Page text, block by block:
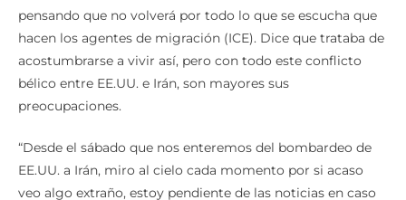
hacen los agentes de migración (ICE). Dice que trataba de
acostumbrarse a vivir así, pero con todo este conflicto
bélico entre EE.UU. e Irán, son mayores sus
preocupaciones.
EE.UU. a Irán, miro al cielo cada momento por si acaso
veo algo extraño, estoy pendiente de las noticias en caso
de que tengamos que evacuar”, señala Camila, de 27 años,